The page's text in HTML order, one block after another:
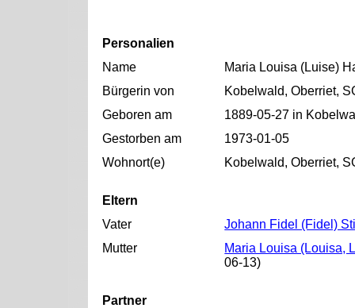
Personalien
Name
Maria Louisa (Luise)
Bürgerin von
Kobelwald, Oberriet,
Geboren am
1889-05-27 in
Gestorben am
1973-01-05
Wohnort(e)
Kobelwald, Oberriet,
Eltern
Vater
Johann Fidel (Fidel)
Mutter
Maria Louisa (Louisa,
06-13)
Partner